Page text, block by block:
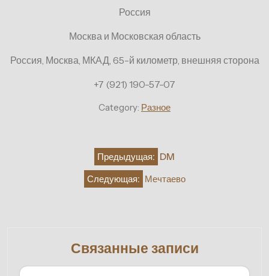
Россия
Москва и Московская область
Россия, Москва, МКАД, 65-й километр, внешняя сторона
+7 (921) 190-57-07
Category: Разное
Предыдущая: DM
Следующая: Мечтаево
Связанные записи